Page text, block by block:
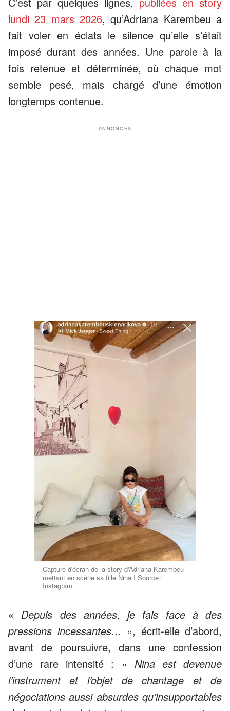
lundi 23 mars 2026, qu’Adriana Karembeu a
fait voler en éclats le silence qu’elle s’était
imposé durant des années. Une parole à la
fois retenue et déterminée, où chaque mot
semble pesé, mais chargé d’une émotion
longtemps contenue.
ANNONCES
Capture d'écran de la story d'Adriana Karembeu
mettant en scène sa fille Nina I Source :
Instagram
«Depuis des années, je fais face à des
pressions incessantes… », écrit-elle d’abord,
avant de poursuivre, dans une confession
d’une rare intensité : « Nina est devenue
l’instrument et l’objet de chantage et de
négociations aussi absurdes qu’insupportables